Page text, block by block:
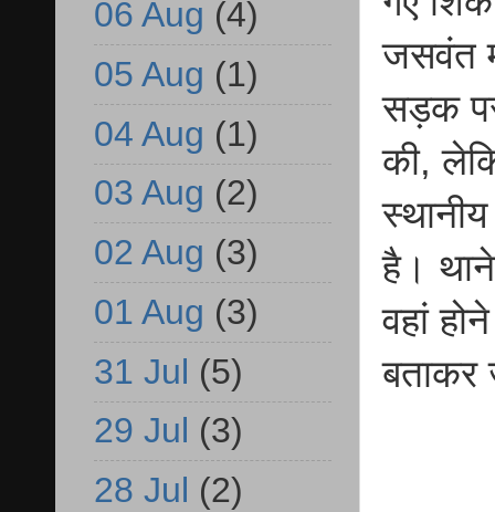
जसवंत
सड़क
की,
है।
वहां
06 Aug (4)
05 Aug (1)
04 Aug (1)
03 Aug (2)
02 Aug (3)
01 Aug (3)
31 Jul (5)
29 Jul (3)
28 Jul (2)